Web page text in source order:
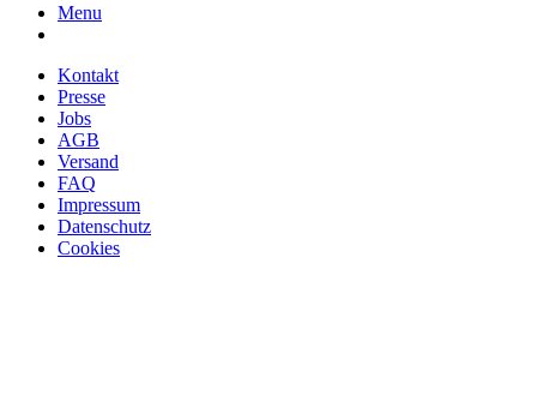
Menu
Kontakt
Presse
Jobs
AGB
Versand
FAQ
Impressum
Datenschutz
Cookies